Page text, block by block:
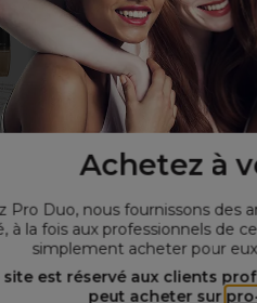
Achetez à
Pro Duo, nous fournissons des
à la fois aux professionnels de
simplement acheter pour
site est réservé aux clients
peut acheter sur
pour le
| 8 en 1
Stylpro